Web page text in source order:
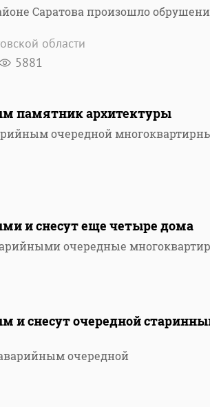
Саратова произошло
области
5881
памятник архитектуры
очередной
и снесут еще четыре дома
очередные
и снесут очередной
очередной